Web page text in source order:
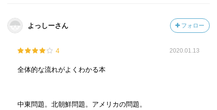
の秘密図書館」（文春文庫）を
けれど、ほとんどが英米の白人至上主義の本なんです。
むしろアメリカとイギリスから相当入っていることがわか
て、それが少し粗雑になってアメリカで出てきている（佐
「本当に？」と思うことが多かった。
よっしーさん フォロー
4 2020.01.13
全体的な流れがよくわかる本
中東問題。北朝鮮問題。アメリカの問題。